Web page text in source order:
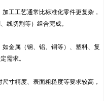
工工艺通常比标准化零件更复杂，
线切割等）组合完成。
金属（钢、铝、铜等）、塑料、复
需求。
寸精度、表面粗糙度等要求较高，